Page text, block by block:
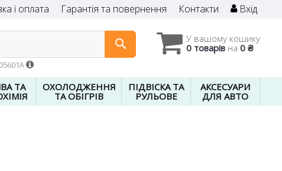
і оплата Гарантія та повернення Контакти Вхід
У вашому кошику
0 товарів на 0 ₴
ТА
ОХОЛОДЖЕННЯ
ТА ОБІГРІВ
ПІДВІСКА ТА
РУЛЬОВЕ
АКСЕСУАРИ
ДЛЯ АВТО